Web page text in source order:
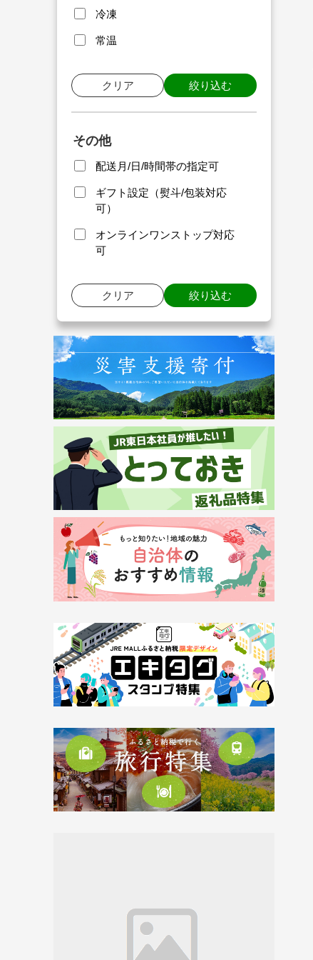
冷凍
常温
クリア 絞り込む
その他
配送月/日/時間帯の指定可
ギフト設定（熨斗/包装対応
可）
オンラインワンストップ対応
可
クリア 絞り込む